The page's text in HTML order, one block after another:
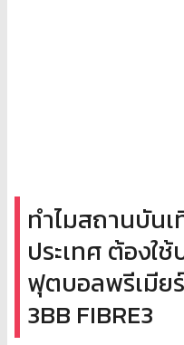
ทำไมสถานบันเ
ประเทศ ต้องใ
ฟุตบอลพรีเมีย
3BB FIBRE3